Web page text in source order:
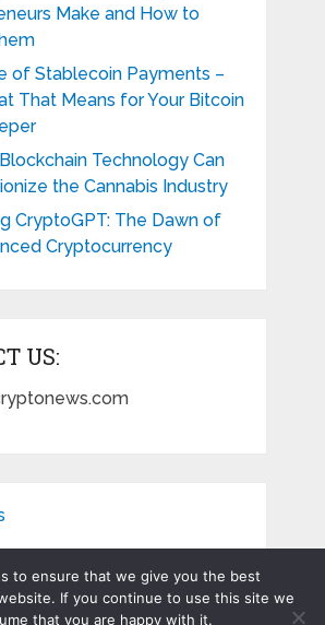
Make and How to
of Stablecoin Payments –
That Means for Your Bitcoin
Technology Can
the Cannabis Industry
CryptoGPT: The Dawn of
Cryptocurrency
US:
to ensure that we give you the best
If you continue to use this site we
that you are happy with it.